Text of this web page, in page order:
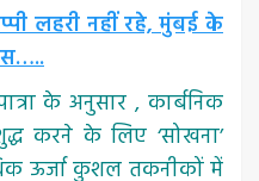
लहरी नहीं रहे, मुंबई के
के अनुसार , कार्बनिक
करने के लिए ‘सोखना’
ऊर्जा कुशल तकनीकों में